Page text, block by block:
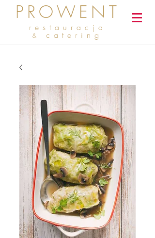
PROWENT
restauracja
& catering